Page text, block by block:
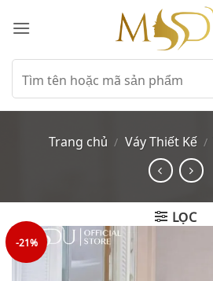
qua
dungTìm
kiếm:
Trang chủ / Váy Thiết Kế /
LỌC
-21%